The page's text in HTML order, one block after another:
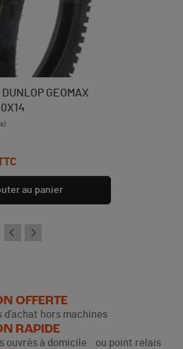
GEOMAX
au panier
OFFERTE
d’achat hors machines
RAPIDE
ouvrés à domicile ou point relais